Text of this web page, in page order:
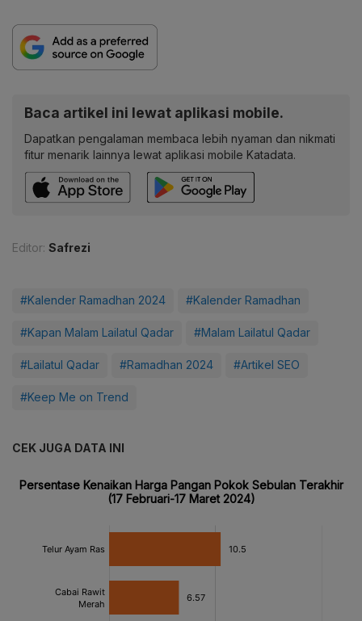
Baca artikel ini lewat aplikasi mobile.
Dapatkan pengalaman membaca lebih nyaman dan nikmati
fitur menarik lainnya lewat aplikasi mobile Katadata.
Editor: Safrezi
#Kalender Ramadhan 2024 #Kalender Ramadhan
#Kapan Malam Lailatul Qadar #Malam Lailatul Qadar
#Lailatul Qadar #Ramadhan 2024 #Artikel SEO
#Keep Me on Trend
CEK JUGA DATA INI